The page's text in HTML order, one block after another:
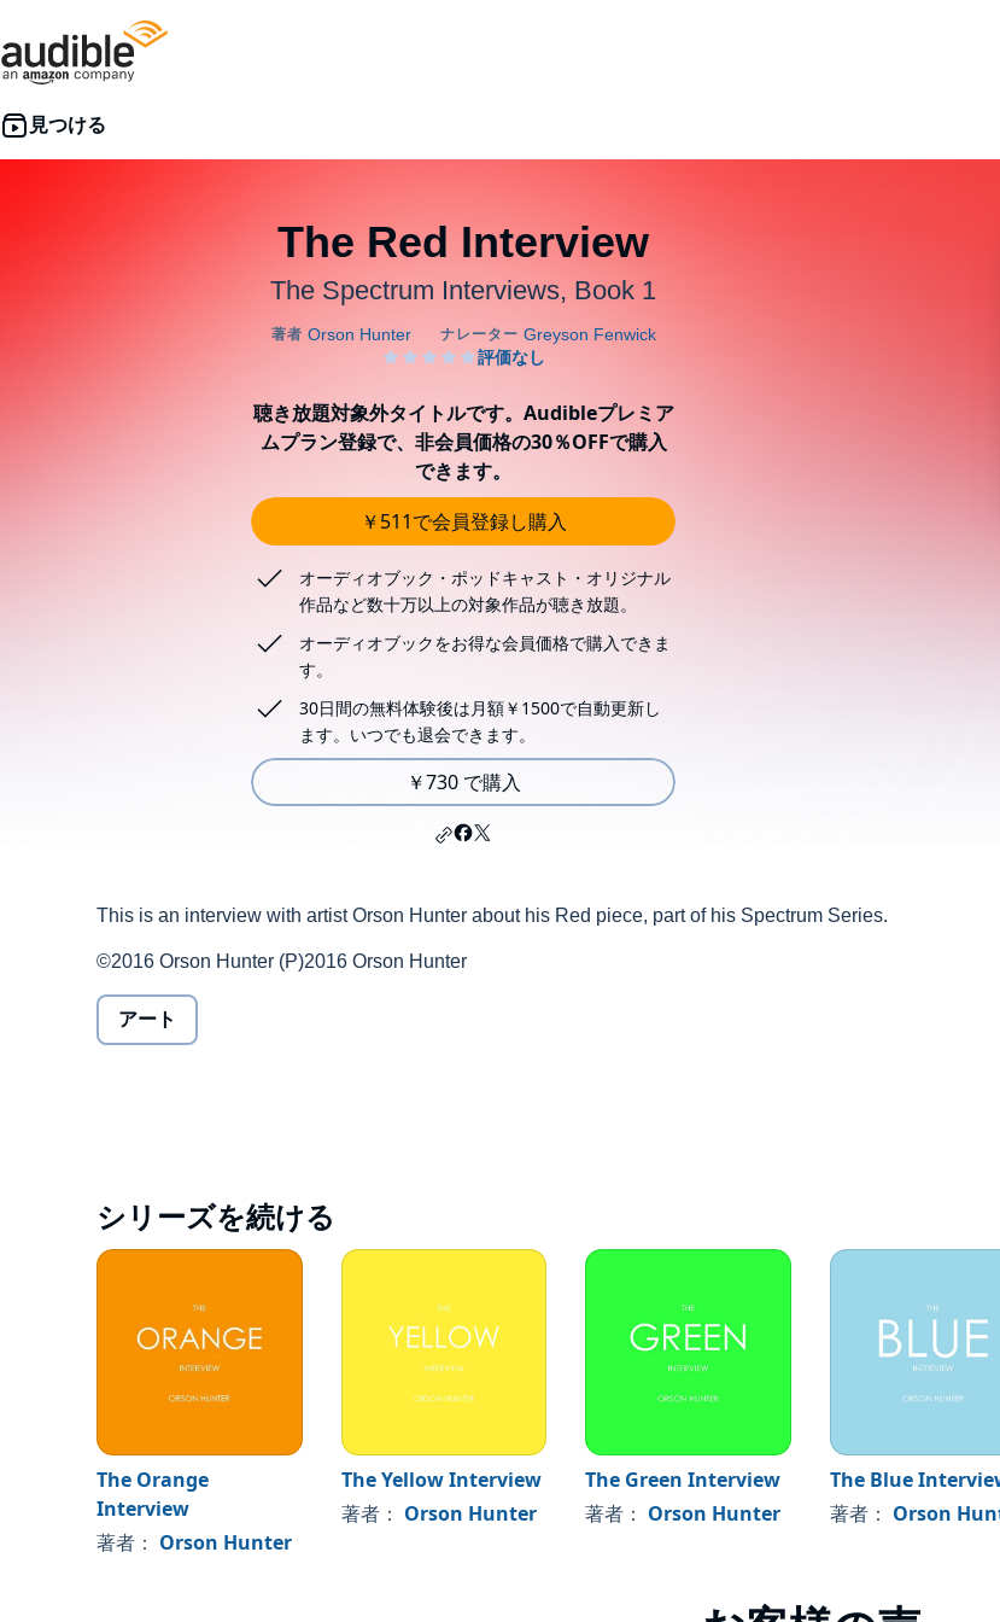
The Red Interview
The Spectrum Interviews, Book 1
聴き放題対象外タイトルです。Audibleプレミア
ムプラン登録で、非会員価格の30％OFFで購入
できます。
￥511で会員登録し購入
オーディオブック・ポッドキャスト・オリジナル
作品など数十万以上の対象作品が聴き放題。
オーディオブックをお得な会員価格で購入できま
す。
30日間の無料体験後は月額￥1500で自動更新し
ます。いつでも退会できます。
￥730 で購入
This is an interview with artist Orson Hunter about his Red piece, part of his Spectrum Series.
©2016 Orson Hunter (P)2016 Orson Hunter
アート
シリーズを続ける
The Orange
Interview
著者： Orson Hunter
The Yellow Interview
著者： Orson Hunter
The Green Interview
著者： Orson Hunter
The Blue
著者： Orson